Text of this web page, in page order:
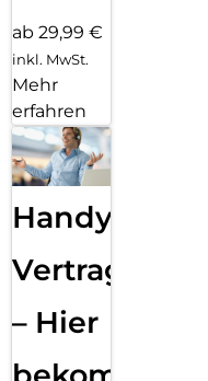
ab 29,99 €
inkl. MwSt.
Mehr
erfahren
Handy
– Hier